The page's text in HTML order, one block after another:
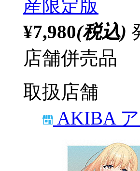
産限定版
¥7,980(税込)
店舗併売品
取扱店舗
AKIBA